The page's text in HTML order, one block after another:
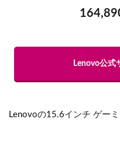
Lenovo公式
Lenovoの15.6インチ ゲー